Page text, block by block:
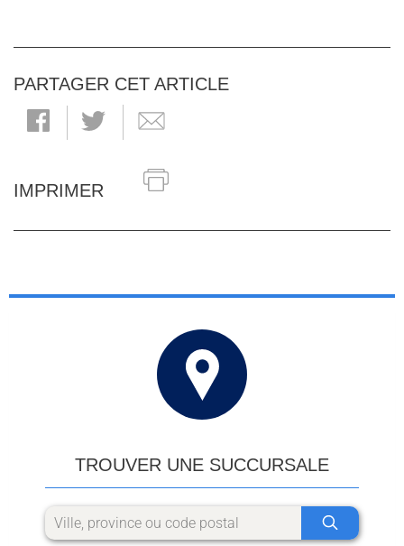
PARTAGER CET ARTICLE
IMPRIMER
TROUVER UNE SUCCURSALE